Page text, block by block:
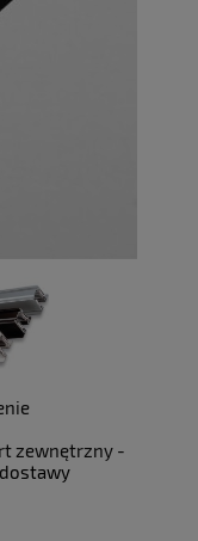
zewnętrzny -